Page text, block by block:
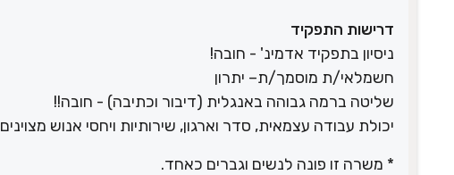
דרישות התפקיד
ניסיון בתפקיד אדמינ' - חובה!
חשמלאי/ת מוסמך/ת– יתרון
שליטה ברמה גבוהה באנגלית (דיבור וכתיבה) - חובה!!
יכולת עבודה עצמאית, סדר וארגון, שירותיות ויחסי אנוש מצוינים
* משרה זו פונה לנשים וגברים כאחד.